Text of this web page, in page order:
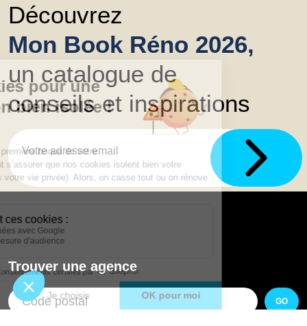
Découvrez
Mon Book Réno 2026,
un catalogue de
conseils et inspirations
Trouver une agence
GO